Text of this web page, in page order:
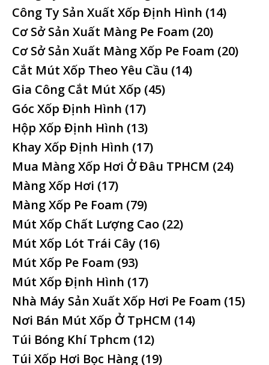
Công Ty Sản Xuất Xốp Định Hình (14)
Cơ Sở Sản Xuất Màng Pe Foam (20)
Cơ Sở Sản Xuất Màng Xốp Pe Foam (20)
Cắt Mút Xốp Theo Yêu Cầu (14)
Gia Công Cắt Mút Xốp (45)
Góc Xốp Định Hình (17)
Hộp Xốp Định Hình (13)
Khay Xốp Định Hình (17)
Mua Màng Xốp Hơi Ở Đâu TPHCM (24)
Màng Xốp Hơi (17)
Màng Xốp Pe Foam (79)
Mút Xốp Chất Lượng Cao (22)
Mút Xốp Lót Trái Cây (16)
Mút Xốp Pe Foam (93)
Mút Xốp Định Hình (17)
Nhà Máy Sản Xuất Xốp Hơi Pe Foam (15)
Nơi Bán Mút Xốp Ở TpHCM (14)
Túi Bóng Khí Tphcm (12)
Túi Xốp Hơi Bọc Hàng (19)